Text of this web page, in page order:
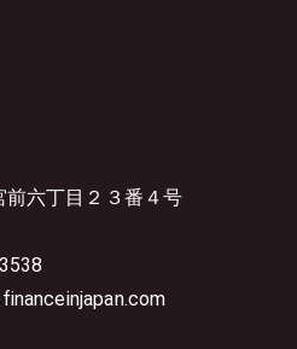
前六丁目２３番４号